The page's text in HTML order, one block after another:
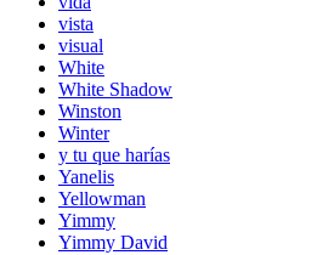
vista
visual
White
White Shadow
Winston
Winter
y tu que harías
Yanelis
Yellowman
Yimmy
Yimmy David